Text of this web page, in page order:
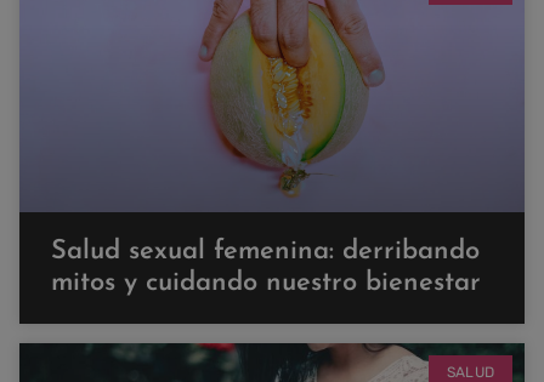
Salud sexual femenina: derribando
mitos y cuidando nuestro bienestar
SALUD